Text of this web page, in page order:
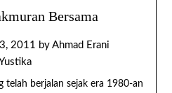
Bersama
2011 by Ahmad Erani
telah berjalan sejak era 1980-an